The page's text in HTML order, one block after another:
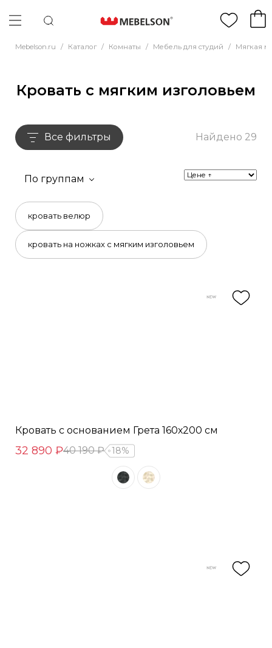
Mebelson.ru / Каталог / Комнаты / Мебель для студий / Мягкая
Кровать с мягким изголовьем
Все фильтры Найдено 29
По группам
кровать велюр
кровать на ножках с мягким изголовьем
Кровать с основанием Грета 160х200 см
32 890 ₽40 190 ₽ 18%